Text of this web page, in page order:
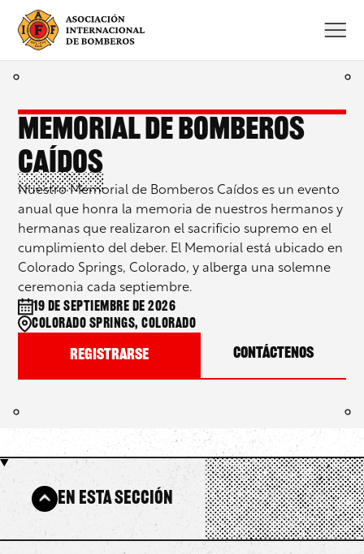
Saltar
contenido
Memorial de Bomberos
Caídos
Nuestro Memorial de Bomberos Caídos es un evento
anual que honra la memoria de nuestros hermanos y
hermanas que realizaron el sacrificio supremo en el
cumplimiento del deber. El Memorial está ubicado en
Colorado Springs, Colorado, y alberga una solemne
ceremonia cada septiembre.
19 de septiembre de 2026
Colorado Springs, Colorado
Registrarse Contáctenos
En esta sección